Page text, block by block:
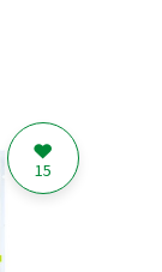
15